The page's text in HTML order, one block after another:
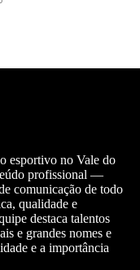
esportivo no Vale do
profissional —
comunicação de todo
qualidade e
destaca talentos
e grandes nomes e
e a importância